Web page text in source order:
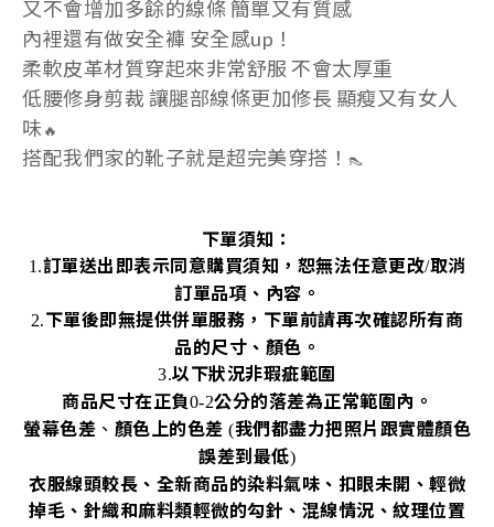
又不會增加多餘的線條 簡單又有質感
內裡還有做安全褲 安全感up！
柔軟皮革材質穿起來非常舒服 不會太厚重
低腰修身剪裁 讓腿部線條更加修長 顯瘦又有女人
味 🔥
搭配我們家的靴子就是超完美穿搭！ 👠
下單須知：
1.訂單送出即表示同意購買須知，恕無法任意更改/取消
訂單品項、內容。
2.下單後即無提供併單服務，下單前請再次確認所有商
品的尺寸、顏色。
3.以下狀況非瑕疵範圍
商品尺寸在正負0-2公分的落差為正常範圍內。
螢幕色差 、 顏色上的色差 (我們都盡力把照片跟實體顏色
誤差到最低)
衣服線頭較長、全新商品的染料氣味、扣眼未開、輕微
掉毛、針織和麻料類輕微的勾針、混線情況、紋理位置